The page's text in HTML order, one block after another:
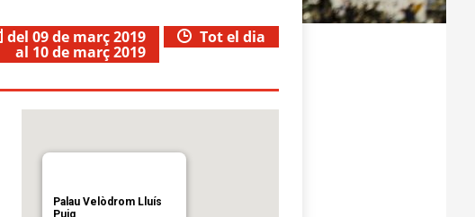
Tot el dia
del 09 de març 2019
al 10 de març 2019
Palau Velòdrom Lluís
Puig